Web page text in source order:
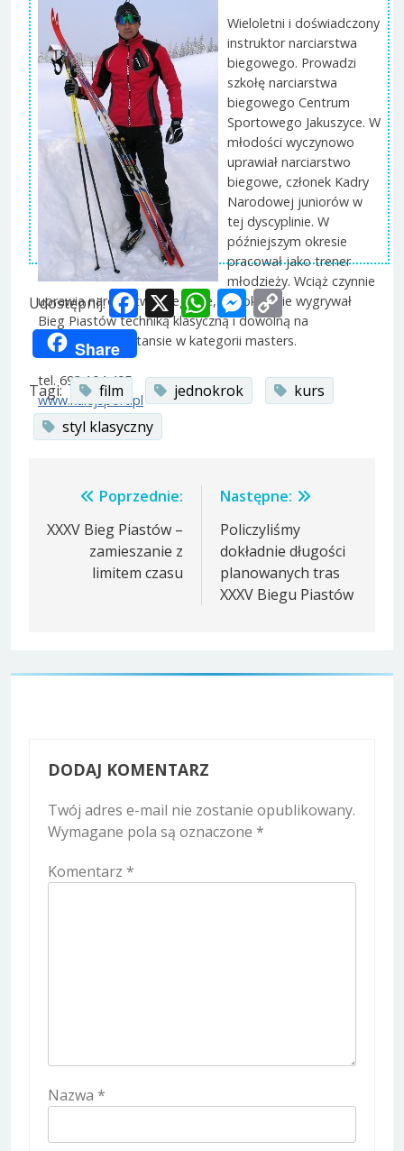
Wieloletni i doświadczony
instruktor narciarstwa
biegowego. Prowadzi
szkołę narciarstwa
biegowego Centrum
Sportowego Jakuszyce. W
młodości wyczynowo
uprawiał narciarstwo
biegowe, członek Kadry
Narodowej juniorów w
tej dyscyplinie. W
późniejszym okresie
pracował jako trener
młodzieży. Wciąż czynnie
uprawia narciarstwo biegowe, wielokrotnie wygrywał
Bieg Piastów techniką klasyczną i dowolną na
najdłuższym dystansie w kategorii masters.
tel. 693 104 405
www.kulejsport.pl
Udostępnij: Facebook
X WhatsApp
Messenger
Copy
Link
Share
Tagi: film jednokrok
kurs
styl klasyczny
Nawigacja
wpisu
Poprzednie:
XXXV Bieg Piastów –
zamieszanie z
limitem czasu
Następne:
Policzyliśmy
dokładnie długości
planowanych tras
XXXV Biegu Piastów
DODAJ KOMENTARZ
Twój adres e-mail nie zostanie opublikowany.
Wymagane pola są oznaczone *
Komentarz *
Nazwa *